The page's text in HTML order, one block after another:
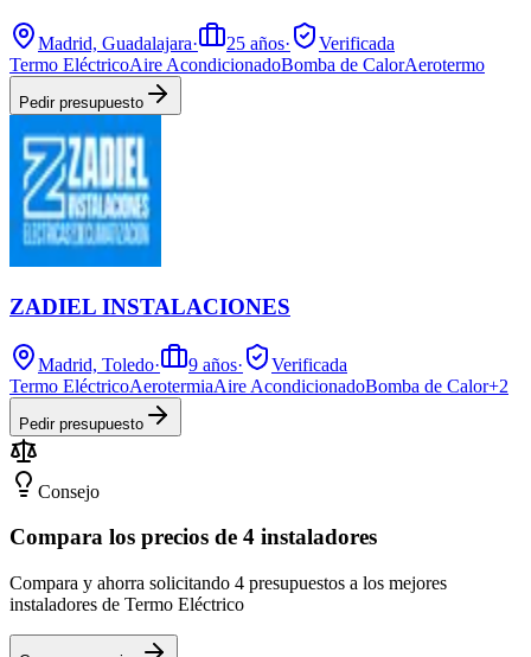
Madrid, Guadalajara· 25 años·
Verificada
Termo EléctricoAire AcondicionadoBomba de CalorAerotermo
Pedir presupuesto
ZADIEL INSTALACIONES
Madrid, Toledo· 9 años·
Verificada
Termo EléctricoAerotermiaAire AcondicionadoBomba de Calor+2
Pedir presupuesto
Consejo
Compara los precios de 4 instaladores
Compara y ahorra solicitando 4 presupuestos a los mejores
instaladores de Termo Eléctrico